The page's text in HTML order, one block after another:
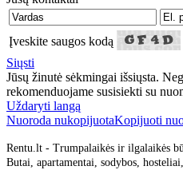
Įveskite saugos kodą
Siųsti
Jūsų žinutė sėkmingai išsiųsta.
rekomenduojame susisiekti su
Uždaryti langą
Nuoroda nukopijuotaKopijuoti
Rentu.lt - Trumpalaikės ir ilgalaikės
Butai, apartamentai, sodybos,